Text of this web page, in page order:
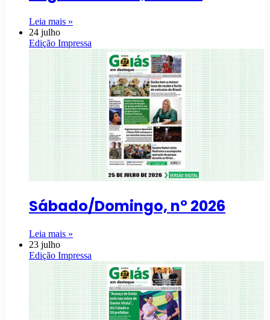
Leia mais »
24 julho
Edição Impressa
Sábado/Domingo, n° 2026
Leia mais »
23 julho
Edição Impressa